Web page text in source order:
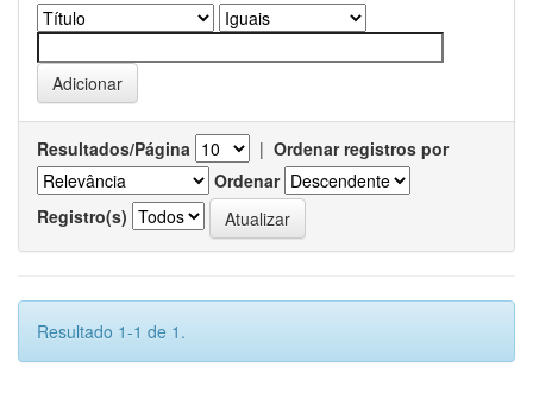
Resultados/Página | Ordenar registros por
Ordenar
Registro(s)
Resultado 1-1 de 1.